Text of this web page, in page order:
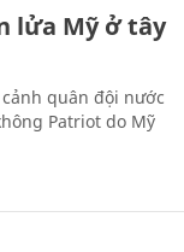
lửa Mỹ ở tây
quân đội nước
Patriot do Mỹ